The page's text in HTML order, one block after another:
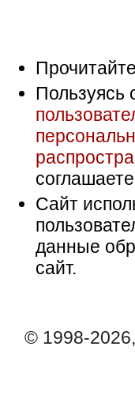
Прочитайте
Пользуясь
Сайт
данные
сайт.
© 1998-2026,